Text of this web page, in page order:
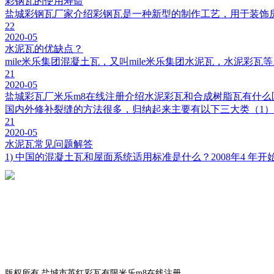
盐城彩钢瓦厂家介绍彩钢瓦是一种新型的制作工艺，用于装
22
2020-05
水泥瓦的优缺点？
mile米乐集团混凝土瓦，又叫mile米乐集团水泥瓦，水泥彩瓦
21
2020-05
盐城彩瓦厂米乐m8在线注册介绍水泥彩瓦和合成树脂瓦有什么
国内外修补裂缝的方法很多，归纳起来主要有以下三大类（1
21
2020-05
水泥瓦常见问题解答
1) 中国的混凝土瓦和屋面系统适用标准是什么？2008年4 年